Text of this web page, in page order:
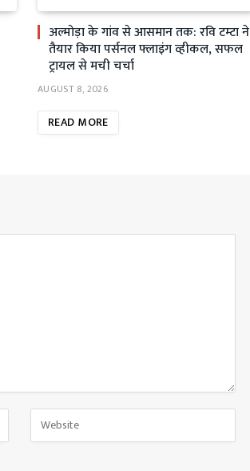
अल्मोड़ा के गांव से आसमान तक: रवि टम्टा ने
तैयार किया पर्सनल फ्लाइंग व्हीकल, सफल
ट्रायल से मची चर्चा
AUGUST 8, 2026
READ MORE